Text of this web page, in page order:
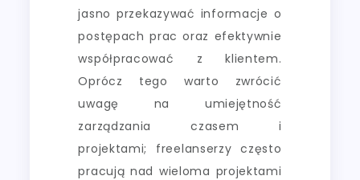
jasno przekazywać informacje o
postępach prac oraz efektywnie
współpracować z klientem.
Oprócz tego warto zwrócić
uwagę na umiejętność
zarządzania czasem i
projektami; freelanserzy często
pracują nad wieloma projektami